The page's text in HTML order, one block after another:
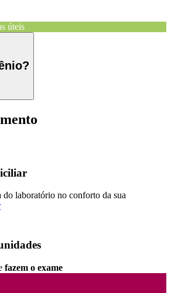
úteis
do laboratório no conforto da sua
fazem o exame